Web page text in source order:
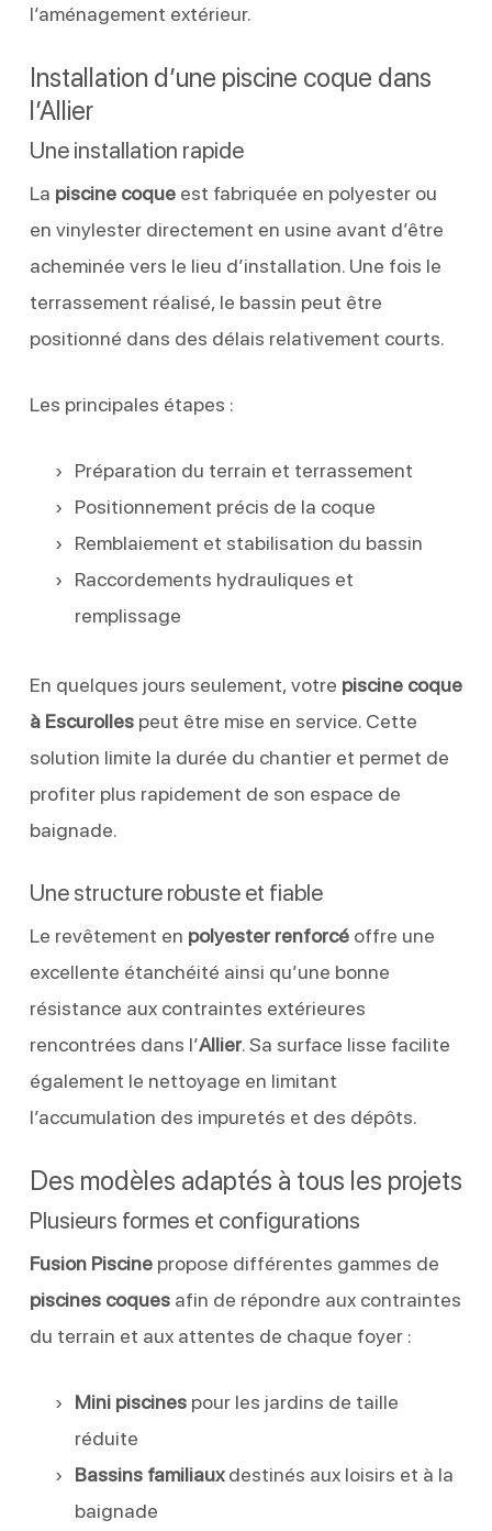
l’aménagement extérieur.
Installation d’une piscine coque dans
l’Allier
Une installation rapide
La piscine coqueest fabriquée en polyester ou
en vinylester directement en usine avant d’être
acheminée vers le lieu d’installation. Une fois le
terrassement réalisé, le bassin peut être
positionné dans des délais relativement courts.
Les principales étapes :
Préparation du terrain et terrassement
Positionnement précis de la coque
Remblaiement et stabilisation du bassin
Raccordements hydrauliques et
remplissage
En quelques jours seulement, votre piscine coque
à Escurollespeut être mise en service. Cette
solution limite la durée du chantier et permet de
profiter plus rapidement de son espace de
baignade.
Une structure robuste et fiable
Le revêtement en polyester renforcéoffre une
excellente étanchéité ainsi qu’une bonne
résistance aux contraintes extérieures
rencontrées dans l’Allier. Sa surface lisse facilite
également le nettoyage en limitant
l’accumulation des impuretés et des dépôts.
Des modèles adaptés à tous les projets
Plusieurs formes et configurations
Fusion Piscinepropose différentes gammes de
piscines coquesafin de répondre aux contraintes
du terrain et aux attentes de chaque foyer :
Mini piscinespour les jardins de taille
réduite
Bassins familiauxdestinés aux loisirs et à la
baignade